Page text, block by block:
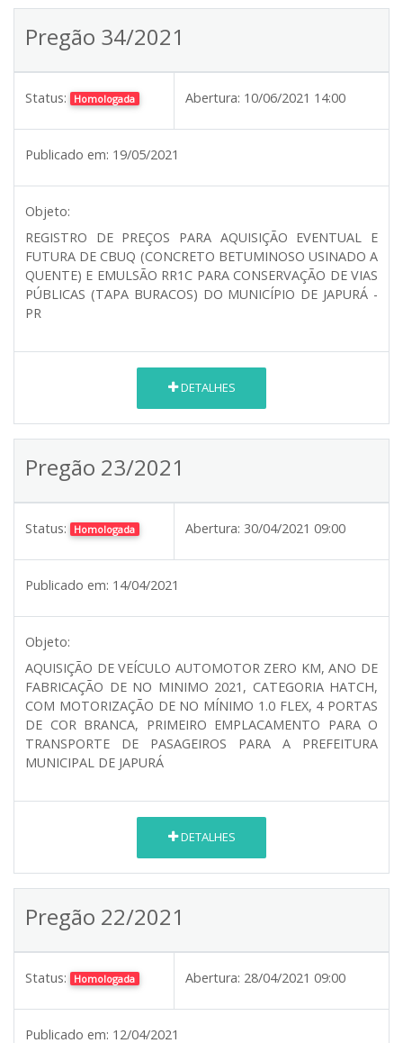
Pregão 34/2021
Status: Homologada Abertura: 10/06/2021 14:00
Publicado em: 19/05/2021
Objeto:
REGISTRO DE PREÇOS PARA AQUISIÇÃO EVENTUAL E
FUTURA DE CBUQ (CONCRETO BETUMINOSO USINADO A
QUENTE) E EMULSÃO RR1C PARA CONSERVAÇÃO DE VIAS
PÚBLICAS (TAPA BURACOS) DO MUNICÍPIO DE JAPURÁ -
PR
DETALHES
Pregão 23/2021
Status: Homologada Abertura: 30/04/2021 09:00
Publicado em: 14/04/2021
Objeto:
AQUISIÇÃO DE VEÍCULO AUTOMOTOR ZERO KM, ANO DE
FABRICAÇÃO DE NO MINIMO 2021, CATEGORIA HATCH,
COM MOTORIZAÇÃO DE NO MÍNIMO 1.0 FLEX, 4 PORTAS
DE COR BRANCA, PRIMEIRO EMPLACAMENTO PARA O
TRANSPORTE DE PASAGEIROS PARA A PREFEITURA
MUNICIPAL DE JAPURÁ
DETALHES
Pregão 22/2021
Status: Homologada Abertura: 28/04/2021 09:00
Publicado em: 12/04/2021